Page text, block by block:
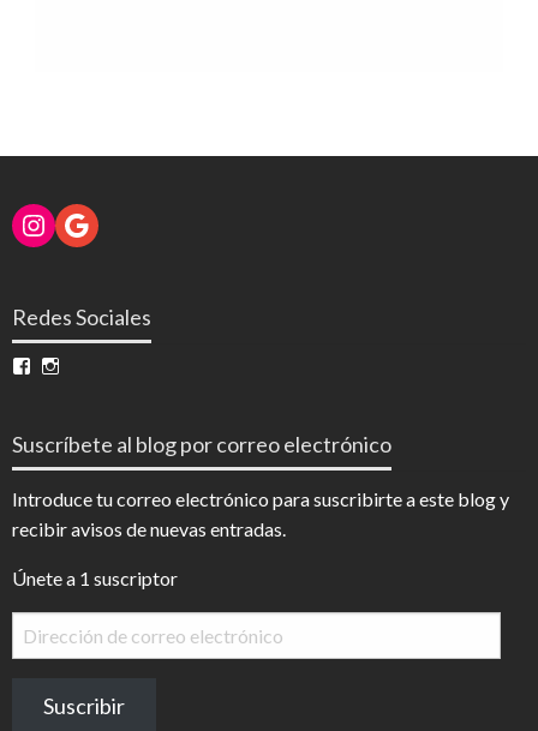
Instagram
Google
Redes Sociales
Ver
en en
Suscríbete al blog por correo electrónico
Introduce tu correo electrónico para suscribirte a este blog y
recibir avisos de nuevas entradas.
Únete a 1 suscriptor
Dirección
de
electrónico
Suscribir